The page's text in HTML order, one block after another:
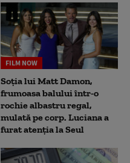
FILM NOW
Soția lui Matt Damon,
frumoasa balului într-o
rochie albastru regal,
mulată pe corp. Luciana a
furat atenția la Seul